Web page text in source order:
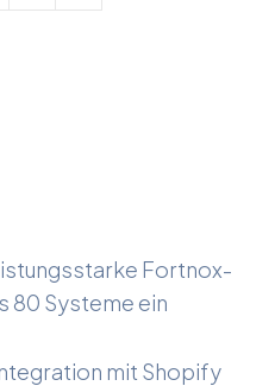
Fortnox-
80 Systeme ein
mit Shopify